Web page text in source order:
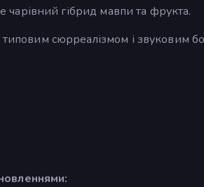
чарівний гібрид мавпи та фрукта.
сюрреалізмом і звуковим